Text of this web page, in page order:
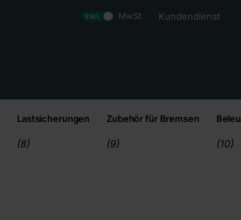
Inkl. MwSt Kundendienst
Lastsicherungen
(8)
Zubehör für Bremsen
(9) (10)